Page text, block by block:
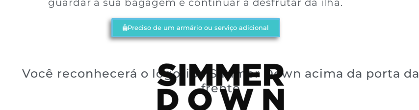
Preciso de um armário ou serviço adicional
Você reconhecerá o logotipo Simmer Down acima da porta da
frente